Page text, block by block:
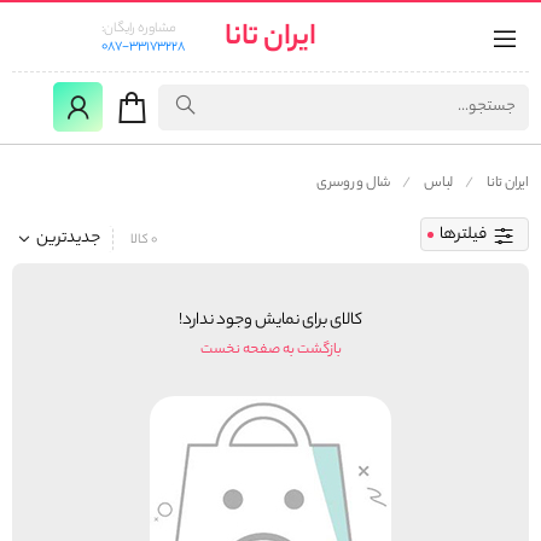
ایران تانا
مشاوره رایگان:
087-33173228
ایران تانا لباس شال و روسری
فیلترها جدیدترین 0 کالا
کالای برای نمایش وجود ندارد!
بازگشت به صفحه نخست